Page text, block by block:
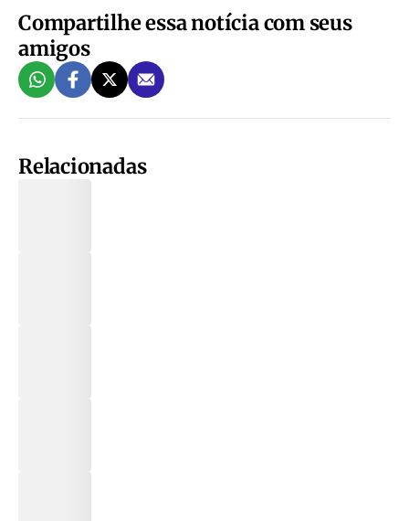
Compartilhe essa notícia com seus
amigos
Relacionadas